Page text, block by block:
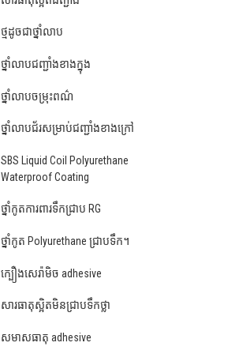
ថ្មដូចជាថ្នាំលាប
ថ្នាំលាបជញ្ជាំងខាងក្នុង
ថ្នាំលាបចម្រុះពណ៌
ថ្នាំលាបជ័រសម្រាប់ជញ្ជាំងខាងក្រៅ
SBS Liquid Coil Polyurethane
Waterproof Coating
ថ្នាំកូតការពារទឹកជ្រាប RG
ថ្នាំកូត Polyurethane ជ្រាបទឹក។
ក្បឿងសេរ៉ាមិច adhesive
សារធាតុស្អិតមិនជ្រាបទឹកថ្លា
សមាសធាតុ adhesive